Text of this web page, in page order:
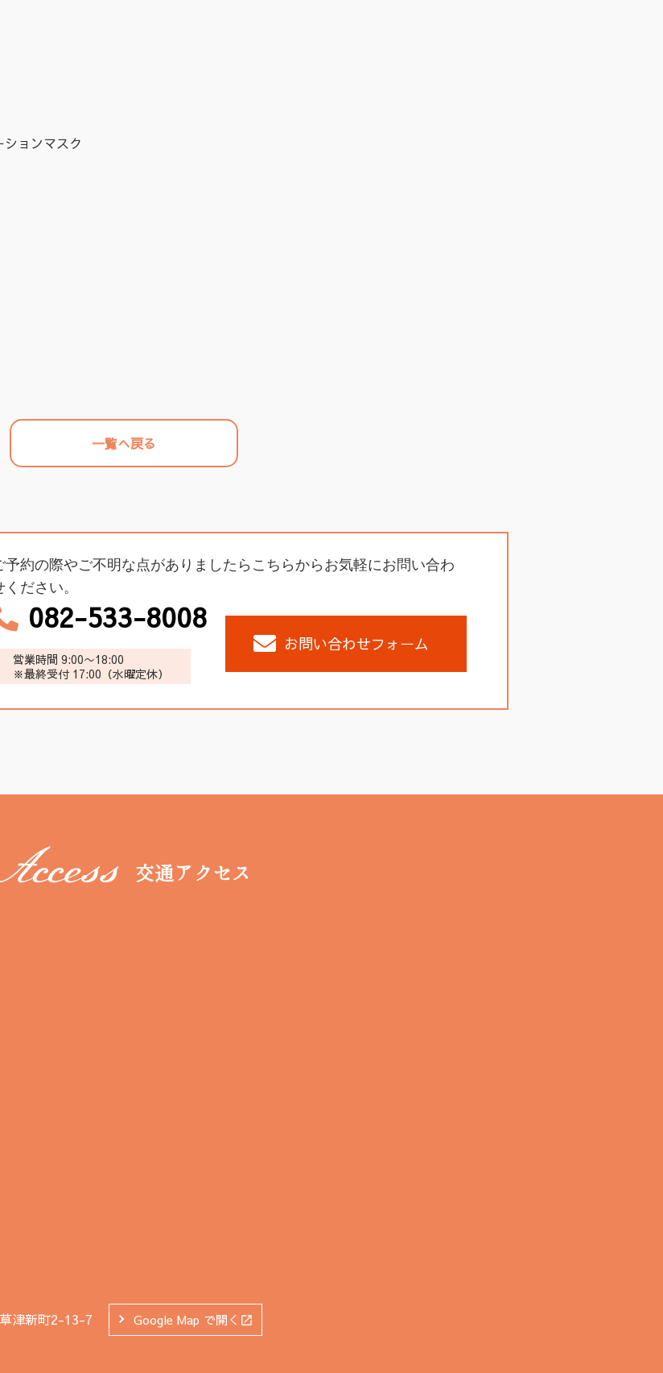
ョンマスク
一覧へ戻る
予約の際やご不明な点がありましたらこちらからお気軽にお問い合わ
ください。
082-533-8008
営業時間 9:00〜18:00
※最終受付 17:00（水曜定休）
お問い合わせフォーム
交通アクセス
津新町2-13-7 Google Map で開く